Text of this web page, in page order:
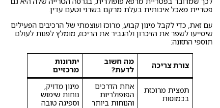
פטריית מאכל איכותית בעלת מרקם בשרני וטעם עדין.
עם זאת, כדי לקבל מינון קבוע, מרוכז ועוצמתי של הרכיבים הפעילים
שיסייעו לשפר את הזיכרון ולהגביר את הריכוז, מומלץ לפנות לעולם
תוספי התזונה:
צורת צריכה
מה חשוב
לדעת?
יתרונות
מרכזיים
תמצית מרוכזת
בכמוסות
אחת הדרכים
הפופולריות
והנוחות ביותר
מינון מדויק,
נוחות שימוש
וספיגה טובה